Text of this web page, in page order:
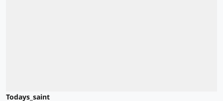
Todays_saint